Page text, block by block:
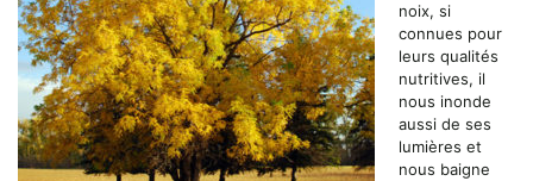
noix, si
connues pour
leurs qualités
nutritives, il
nous inonde
aussi de ses
lumières et
nous baigne